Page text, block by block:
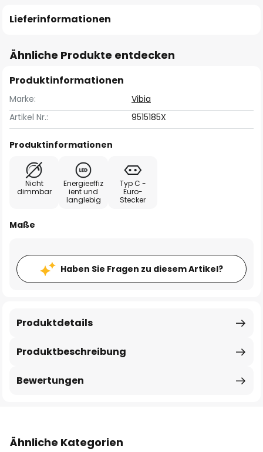
Lieferinformationen
Ähnliche Produkte entdecken
Produktinformationen
Marke:
Vibia
Artikel Nr.:
9515185X
Produktinformationen
Nicht
dimmbar
Energieeffiz
ient und
langlebig
Typ C -
Euro-
Stecker
Maße
Haben Sie Fragen zu diesem Artikel?
Produktbeschreibung
Produktdetails
Bewertungen
Ähnliche Kategorien